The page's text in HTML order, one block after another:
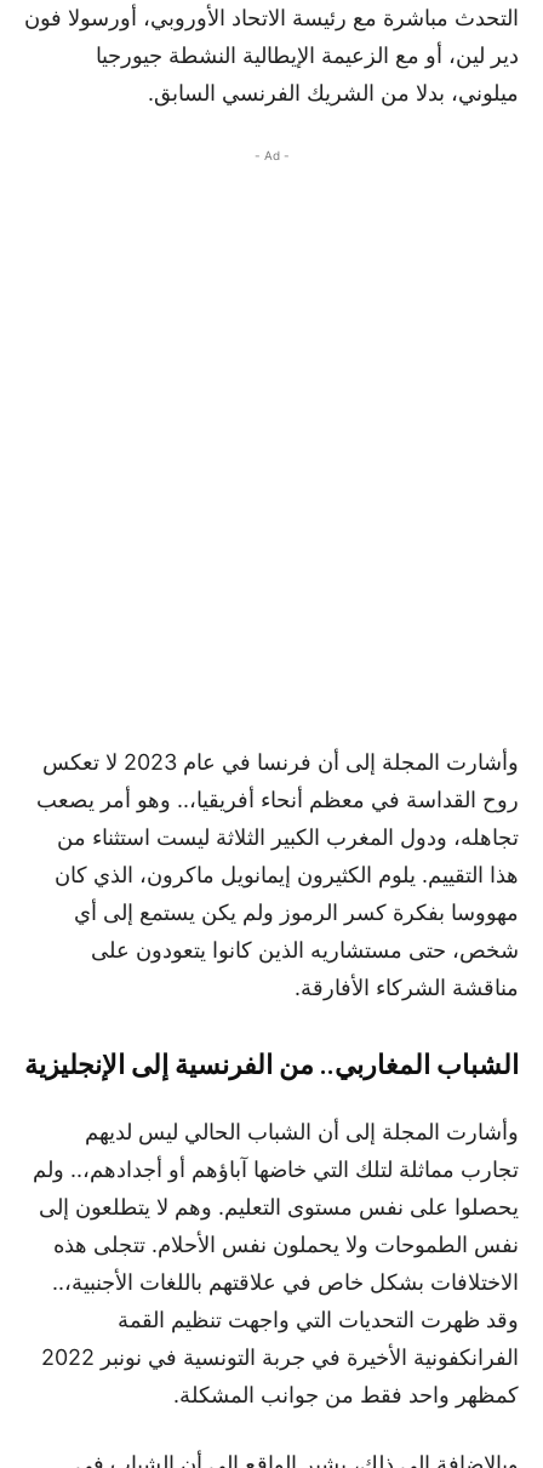
التحدث مباشرة مع رئيسة الاتحاد الأوروبي، أورسولا فون
دير لين، أو مع الزعيمة الإيطالية النشطة جيورجيا
ميلوني، بدلا من الشريك الفرنسي السابق.
- Ad -
وأشارت المجلة إلى أن فرنسا في عام 2023 لا تعكس
روح القداسة في معظم أنحاء أفريقيا،.. وهو أمر يصعب
تجاهله، ودول المغرب الكبير الثلاثة ليست استثناء من
هذا التقييم. يلوم الكثيرون إيمانويل ماكرون، الذي كان
مهووسا بفكرة كسر الرموز ولم يكن يستمع إلى أي
شخص، حتى مستشاريه الذين كانوا يتعودون على
مناقشة الشركاء الأفارقة.
الشباب المغاربي.. من الفرنسية إلى الإنجليزية
وأشارت المجلة إلى أن الشباب الحالي ليس لديهم
تجارب مماثلة لتلك التي خاضها آباؤهم أو أجدادهم،.. ولم
يحصلوا على نفس مستوى التعليم. وهم لا يتطلعون إلى
نفس الطموحات ولا يحملون نفس الأحلام. تتجلى هذه
الاختلافات بشكل خاص في علاقتهم باللغات الأجنبية،..
وقد ظهرت التحديات التي واجهت تنظيم القمة
الفرانكفونية الأخيرة في جربة التونسية في نونبر 2022
كمظهر واحد فقط من جوانب المشكلة.